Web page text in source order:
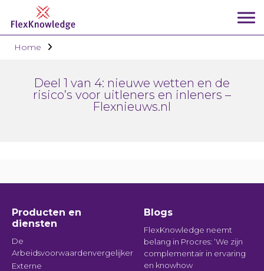
Home
Deel 1 van 4: nieuwe wetten en de
risico’s voor uitleners en inleners –
Flexnieuws.nl
Producten en
diensten
De
Arbeidsvoorwaardenvergelijker
Externe
Blogs
FlexKnowledge neemt
belang in Procres: ‘We zijn
complementair in ervaring
en knowhow